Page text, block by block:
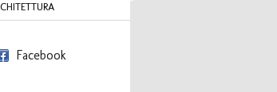
Facebook